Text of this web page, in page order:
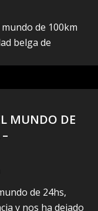
de 100km
belga de
MUNDO DE
de 24hs,
y nos ha dejado